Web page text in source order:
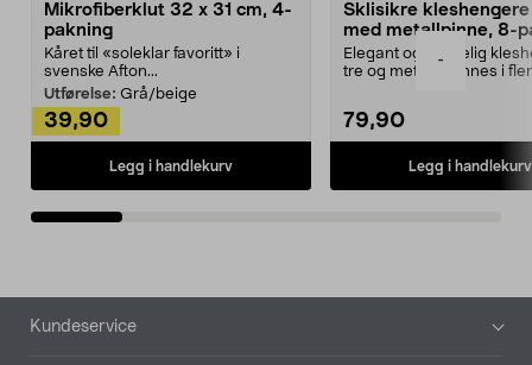
-
Mikrofiberklut 32 x 31 cm, 4-
pakning
Kåret til «soleklar favoritt» i
svenske Afton...
Utførelse: Grå/beige
39,90
Legg i handlekurv
Sklisikre
med metallpinne, 8-
Elegant og skikkelig
tre og metall – finnes i
79,90
Legg i handlekurv
Bunntekst
Kundeservice